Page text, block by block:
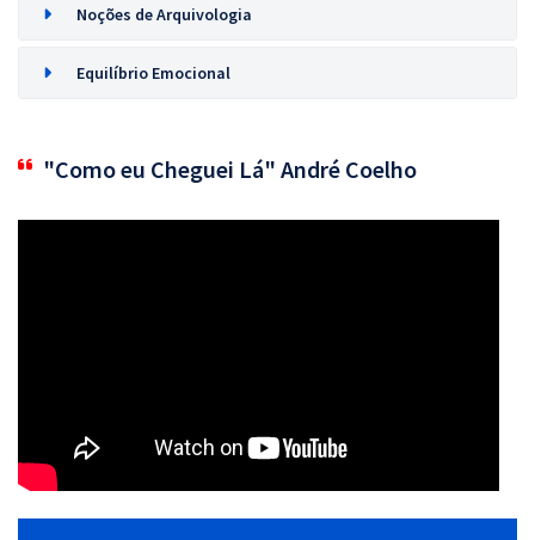
Noções de Arquivologia
Equilíbrio Emocional
"Como eu Cheguei Lá" André Coelho